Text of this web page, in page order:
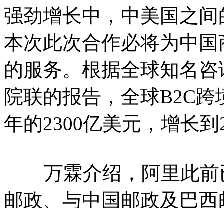
强劲增长中，中美国之
本次此次合作必将为中
的服务。根据全球知名
院联的报告，全球B2C
年的2300亿美元，增长
万霖介绍，阿里此前
邮政、与中国邮政及巴